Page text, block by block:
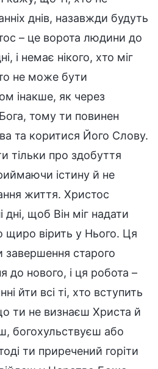
днів, назавжди будуть
– це ворота людини до
і немає нікого, хто міг
не може бути
інакше, як через
тому ти повинен
та коритися Його Слову.
про здобуття
істину й не
життя. Христос
дні, щоб Він міг надати
щиро вірить у Нього. Ця
завершення старого
до нового, і ця робота –
йти всі ті, хто вступить
ти не визнаєш Христа й
богохульствуєш або
ти приречений горіти